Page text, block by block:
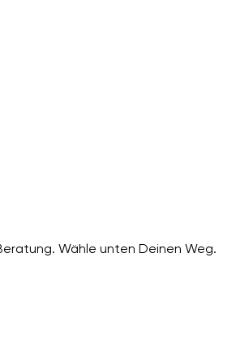
Wähle unten Deinen Weg.